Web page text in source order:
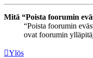
Mitä “Poista foorumin
“Poista foorumin
ovat foorumin
Ylös